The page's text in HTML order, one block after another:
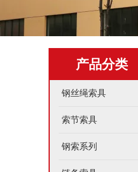
产品分类
钢丝绳索具
索节索具
钢索系列